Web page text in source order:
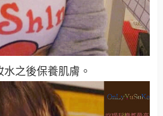
之後保養肌膚。